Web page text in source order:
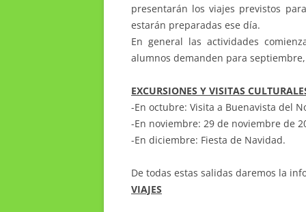
presentarán los viajes previstos
estarán preparadas ese día.
En general las actividades
alumnos demanden para
EXCURSIONES Y VISITAS
-En octubre: Visita a Buenavista del
-En noviembre: 29 de noviembre de
-En diciembre: Fiesta de Navidad.
De todas estas salidas daremos la
VIAJES